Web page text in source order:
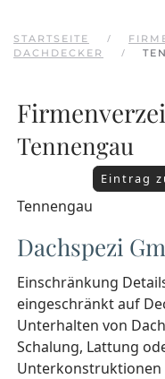
STARTSEITE
DACHDECKER
Tennengau
Eintrag
Tennengau
Dachspezi
Einschränkung
eingeschränkt auf
Unterhalten von
Schalung, Lattung
Unterkonstruktionen